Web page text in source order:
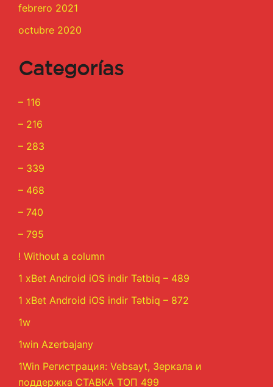
febrero 2021
octubre 2020
Categorías
– 116
– 216
– 283
– 339
– 468
– 740
– 795
! Without a column
1 xBet Android iOS indir Tətbiq – 489
1 xBet Android iOS indir Tətbiq – 872
1w
1win Azerbajany
1Win Регистрация: Vebsayt, Зеркала и
поддержка СТАВКА ТОП 499